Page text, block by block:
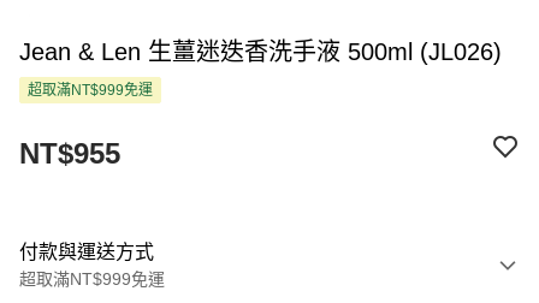
Jean & Len 生薑迷迭香洗手液 500ml (JL026)
超取滿NT$999免運
NT$955
付款與運送方式
超取滿NT$999免運